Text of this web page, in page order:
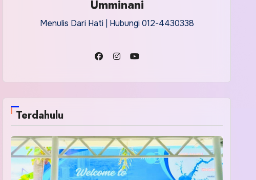
Umminani
Menulis Dari Hati | Hubungi 012-4430338
Terdahulu